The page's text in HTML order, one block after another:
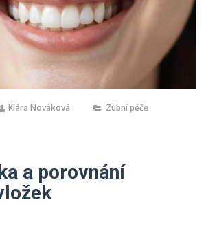
Klára Nováková
Zubní péče
a porovnání